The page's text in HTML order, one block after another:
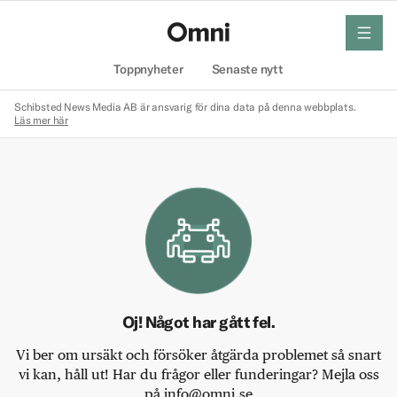
Toppnyheter Senaste nytt
meny
Schibsted News Media AB är ansvarig för dina data på denna webbplats.
Läs mer här
Oj! Något har gått fel.
Vi ber om ursäkt och försöker åtgärda problemet så snart
vi kan, håll ut! Har du frågor eller funderingar? Mejla oss